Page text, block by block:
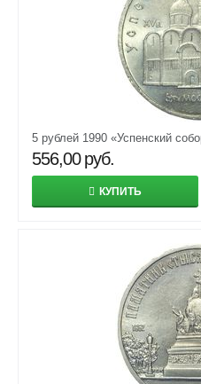
5 рублей 1990 «Успенский
556,00 руб.
КУПИТЬ